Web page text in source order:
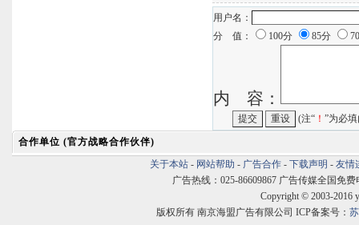
用户名：
分 值：
100分 85分
内 容：
(注“ ！ ”为必
合作单位 (官方战略合作伙伴)
关于本站 - 网站帮助 - 广告合作 - 下载声明 - 友情
广告热线：025-86609867 广告传媒全国免费
Copyright © 2003-2016
版权所有 南京海盟广告有限公司 ICP备案号：